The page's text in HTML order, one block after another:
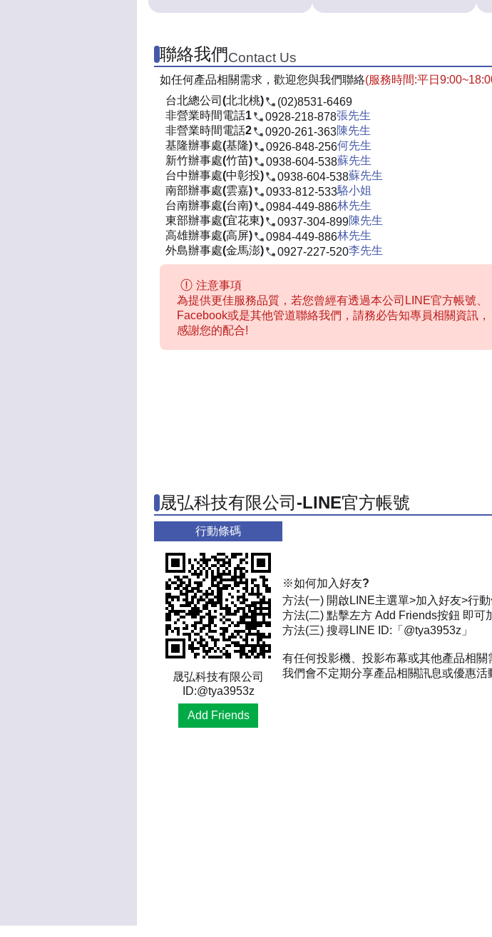
聯絡我們Contact Us
如任何產品相關需求，歡迎您與我們聯絡(服務時間:平日
台北總公司(北北桃)
(02)8531-6469
非營業時間電話1
0928-218-878張先生
非營業時間電話2
0920-261-363陳先生
基隆辦事處(基隆)
0926-848-256何先生
新竹辦事處(竹苗)
0938-604-538蘇先生
台中辦事處(中彰投)
0938-604-538蘇先生
南部辦事處(雲嘉)
0933-812-533駱小姐
台南辦事處(台南)
0984-449-886林先生
東部辦事處(宜花東)
0937-304-899陳先生
高雄辦事處(高屏)
0984-449-886林先生
外島辦事處(金馬澎)
0927-227-520李先生
注意事項
為提供更佳服務品質，若您曾經有透過本公司LINE官方帳號、
Facebook或是其他管道聯絡我們，請務必告知專員相關資訊，
感謝您的配合!
晟弘科技有限公司-LINE官方帳號
行動條碼
晟弘科技有限公司
ID:@tya3953z
Add Friends
※如何加入好友?
方法(一) 開啟LINE主選單>加入好友>行
方法(二) 點擊左方 Add Friends按鈕 即可
方法(三) 搜尋LINE ID:「@tya3953z」
有任何投影機、投影布幕或其他產品相關
我們會不定期分享產品相關訊息或優惠